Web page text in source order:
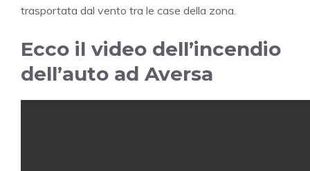
trasportata dal vento tra le case della zona.
Ecco il video dell’incendio
dell’auto ad Aversa